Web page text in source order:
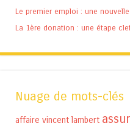
Le premier emploi : une
La 1ère donation : une étape
Nuage de mots-clés
affaire vincent lambert